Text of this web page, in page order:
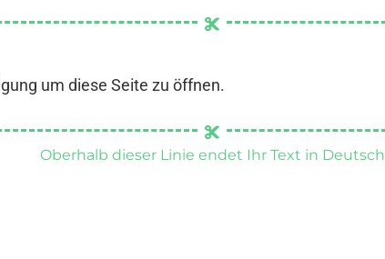
um diese Seite zu öffnen.
Oberhalb dieser Linie endet Ihr Text in Deutsch